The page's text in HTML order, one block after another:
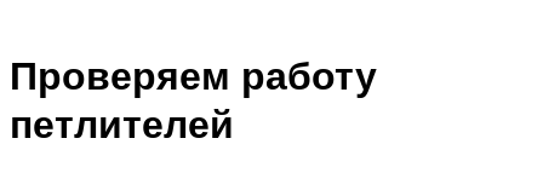
Проверяем работу
петлителей